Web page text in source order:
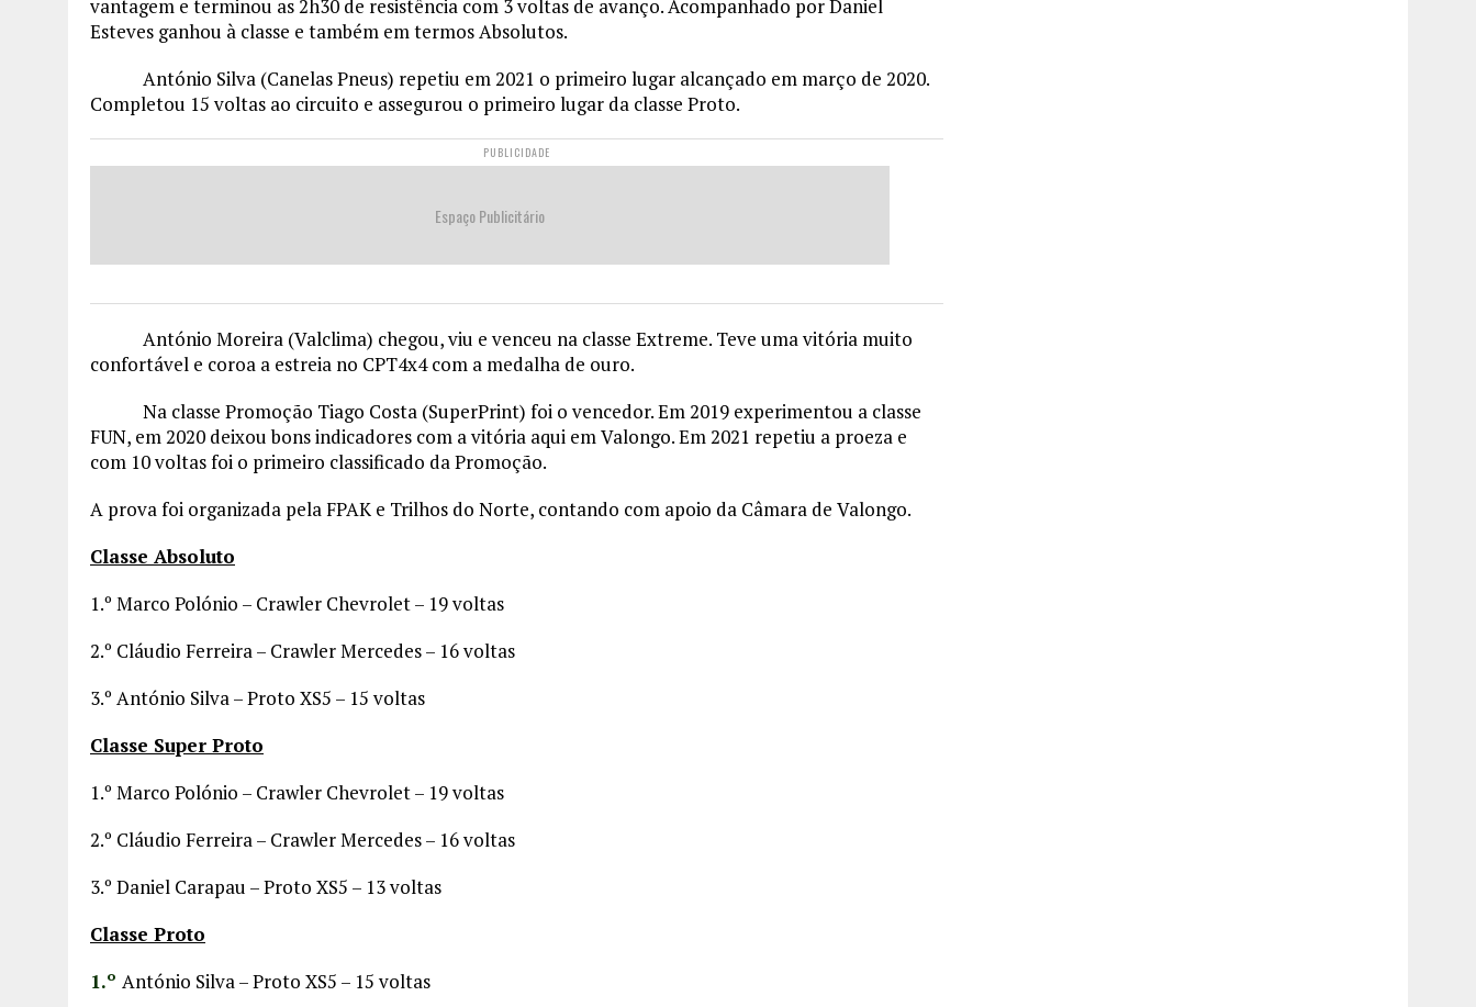
vantagem e terminou as 2h30 de resistência com 3 voltas de avanço. Acompanhado por Daniel
Esteves ganhou à classe e também em termos Absolutos.
António Silva (Canelas Pneus) repetiu em 2021 o primeiro lugar alcançado em março de 2020.
Completou 15 voltas ao circuito e assegurou o primeiro lugar da classe Proto.
PUBLICIDADE
Espaço Publicitário
António Moreira (Valclima) chegou, viu e venceu na classe Extreme. Teve uma vitória muito
confortável e coroa a estreia no CPT4x4 com a medalha de ouro.
Na classe Promoção Tiago Costa (SuperPrint) foi o vencedor. Em 2019 experimentou a classe
FUN, em 2020 deixou bons indicadores com a vitória aqui em Valongo. Em 2021 repetiu a proeza e
com 10 voltas foi o primeiro classificado da Promoção.
A prova foi organizada pela FPAK e Trilhos do Norte, contando com apoio da Câmara de Valongo.
Classe Absoluto
1.º Marco Polónio – Crawler Chevrolet – 19 voltas
2.º Cláudio Ferreira – Crawler Mercedes – 16 voltas
3.º António Silva – Proto XS5 – 15 voltas
Classe Super Proto
1.º Marco Polónio – Crawler Chevrolet – 19 voltas
2.º Cláudio Ferreira – Crawler Mercedes – 16 voltas
3.º Daniel Carapau – Proto XS5 – 13 voltas
Classe Proto
1.º António Silva – Proto XS5 – 15 voltas